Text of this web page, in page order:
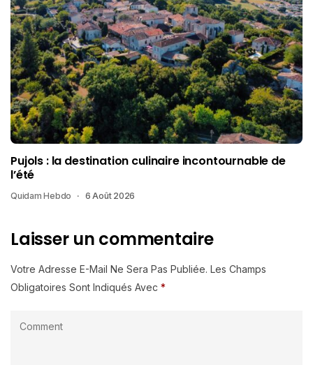
Pujols : la destination culinaire incontournable de
l’été
Quidam Hebdo 6 Août 2026
Laisser un commentaire
Votre Adresse E-Mail Ne Sera Pas Publiée. Les Champs
Obligatoires Sont Indiqués Avec *